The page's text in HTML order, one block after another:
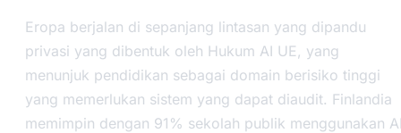
Eropa berjalan di sepanjang lintasan yang dipandu
privasi yang dibentuk oleh Hukum AI UE, yang
menunjuk pendidikan sebagai domain berisiko tinggi
yang memerlukan sistem yang dapat diaudit. Finlandia
memimpin dengan 91% sekolah publik menggunakan